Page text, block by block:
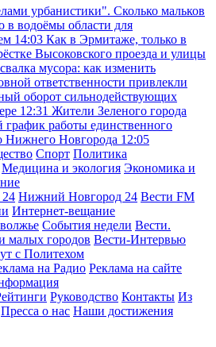
урбанистики". Сколько мальков
водоёмы области для
14:03 Как в Эрмитаже, только в
Высоковского проезда и улицы
мусора: как изменить
ответственности привлекли
оборот сильнодействующих
12:31 Жители Зеленого города
работы единственного
Нижнего Новгорода 12:05
Спорт Политика
Медицина и экология Экономика и
24 Нижний Новгород 24 Вести FM
Интернет-вещание
События недели Вести.
малых городов Вести-Интервью
с Политехом
на Радио Реклама на сайте
Руководство Контакты Из
Пресса о нас Наши достижения